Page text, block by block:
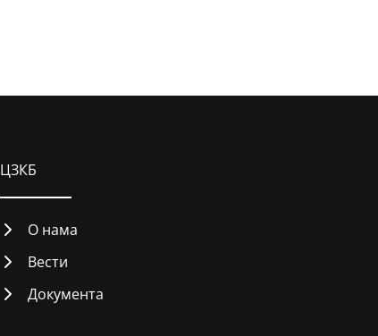
ЦЗКБ
О нама
Вести
Документа